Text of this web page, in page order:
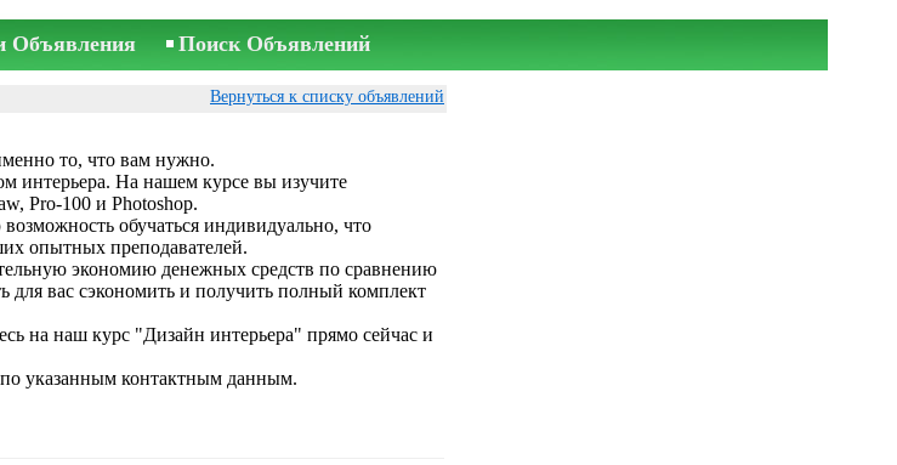
Объявления Поиск Объявлений
Вернуться к списку объявлений
то, что вам нужно.
интерьера. На нашем курсе вы изучите
Pro-100 и Photoshop.
обучаться индивидуально, что
опытных преподавателей.
экономию денежных средств по сравнению
для вас сэкономить и получить полный комплект
на наш курс "Дизайн интерьера" прямо сейчас и
указанным контактным данным.